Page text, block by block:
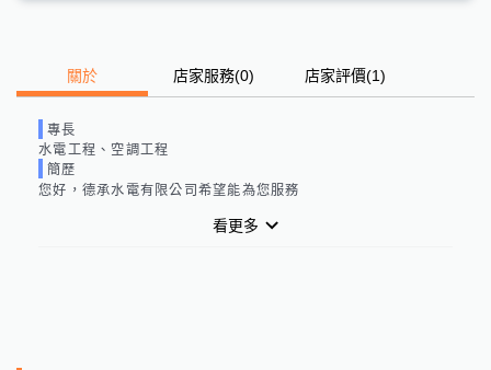
關於 店家服務(0) 店家評價(1)
專長
水電工程、空調工程
簡歷
您好，德承水電有限公司希望能為您服務
看更多